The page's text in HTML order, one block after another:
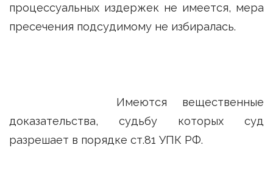
процессуальных издержек не имеется, мера
пресечения подсудимому не избиралась.
Имеются вещественные
доказательства, судьбу которых суд
разрешает в порядке ст.81 УПК РФ.